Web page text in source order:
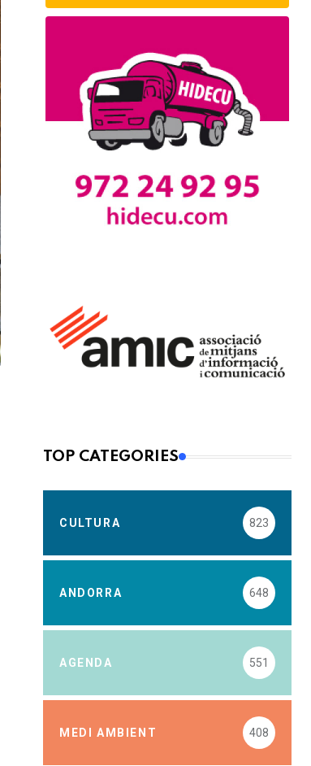
TOP CATEGORIES
CULTURA 823
ANDORRA 648
AGENDA 551
MEDI AMBIENT 408